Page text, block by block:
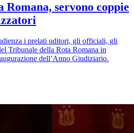
Romana, servono coppie
i prelati uditori, gli officiali, gli
Tribunale della Rota Romana in
dell’Anno Giudiziario.